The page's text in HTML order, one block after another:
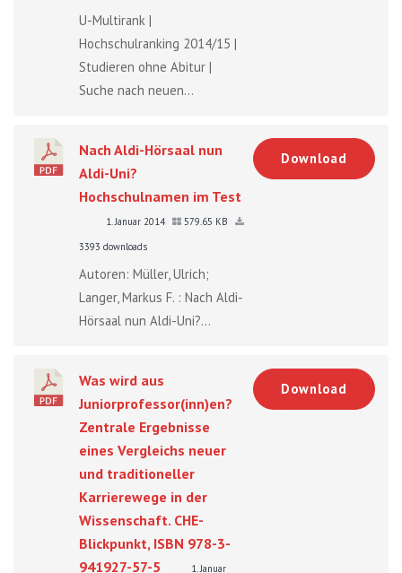
U-Multirank |
Hochschulranking 2014/15 |
Studieren ohne Abitur |
Suche nach neuen...
Nach Aldi-Hörsaal nun
Aldi-Uni?
Hochschulnamen im Test
1. Januar 2014
579.65 KB
3393 downloads
Autoren: Müller, Ulrich;
Langer, Markus F. : Nach Aldi-
Hörsaal nun Aldi-Uni?...
Download
Was wird aus
Juniorprofessor(inn)en?
Zentrale Ergebnisse
eines Vergleichs neuer
und traditioneller
Karrierewege in der
Wissenschaft. CHE-
Blickpunkt, ISBN 978-3-
941927-57-5
1. Januar
Download